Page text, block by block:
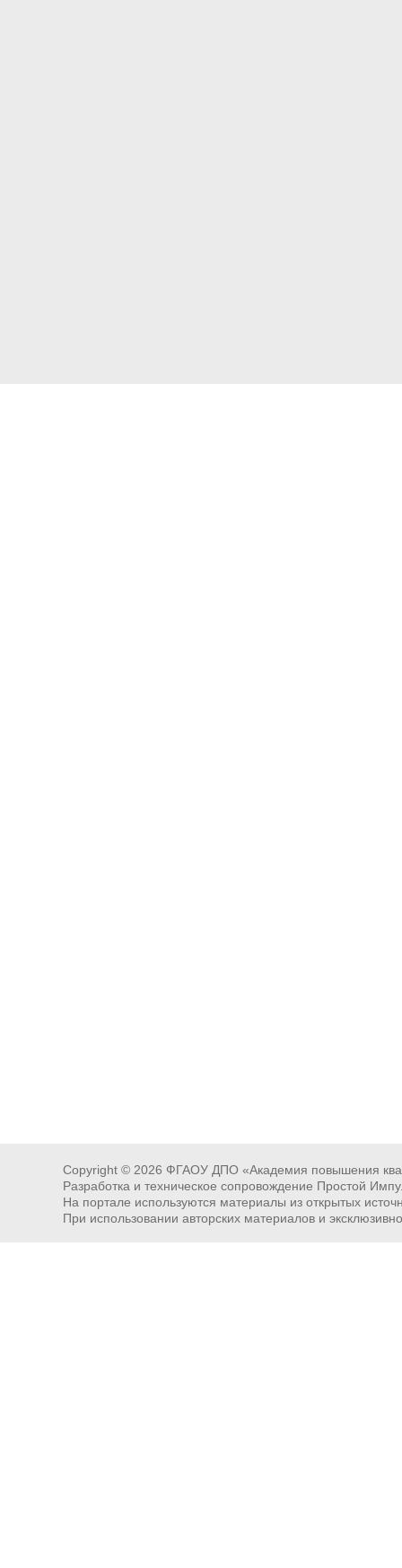
Copyright © 2026 ФГАОУ ДПО «Академия повышения
Разработка и техническое сопровождение Простой
На портале используются материалы из открытых
При использовании авторских материалов и